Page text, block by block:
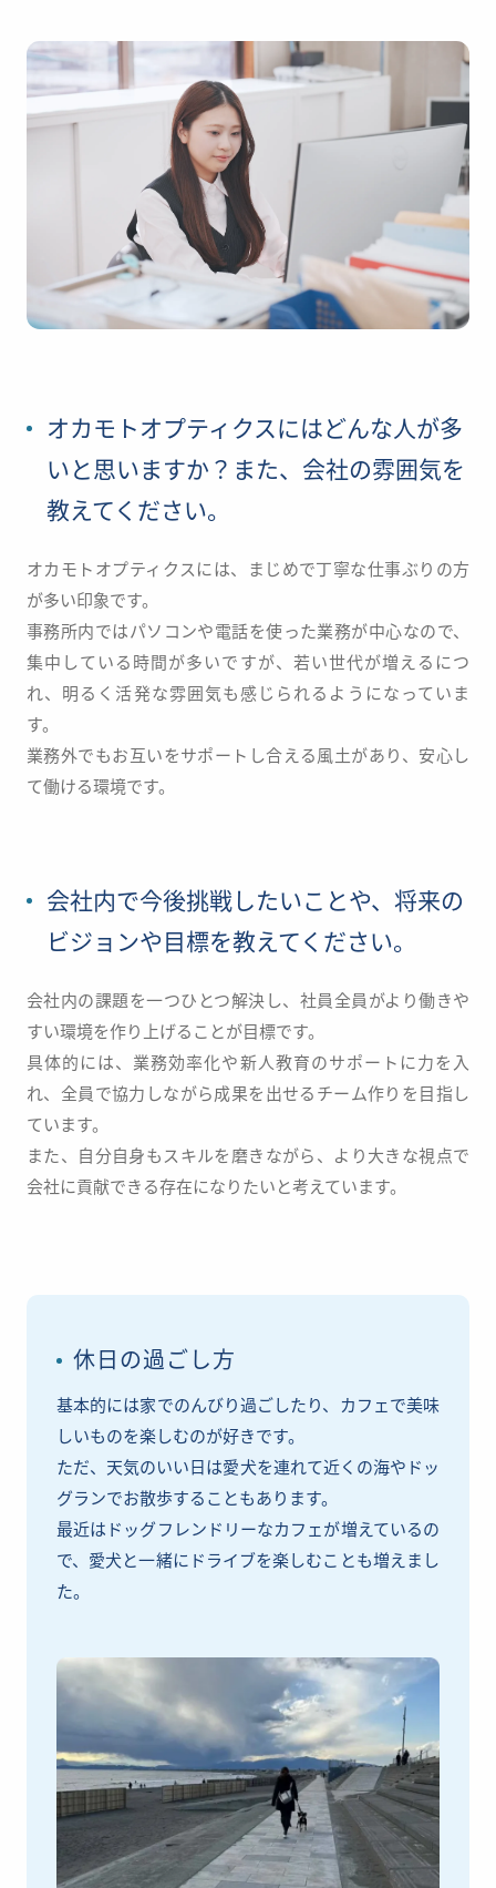
オカモトオプティクスにはどんな人が多
いと思いますか？また、会社の雰囲気を
教えてください。
オカモトオプティクスには、まじめで丁寧な仕事ぶりの方
が多い印象です。
事務所内ではパソコンや電話を使った業務が中心なので、
集中している時間が多いですが、 若い世代が増えるにつ
れ、明るく活発な雰囲気も感じられるようになっていま
す。
業務外でもお互いをサポートし合える風土があり、安心し
て働ける環境です。
会社内で今後挑戦したいことや、将来の
ビジョンや目標を教えてください。
会社内の課題を一つひとつ解決し、社員全員がより働きや
すい環境を作り上げることが目標です。
具体的には、業務効率化や新人教育のサポートに力を入
れ、 全員で協力しながら成果を出せるチーム作りを目指し
ています。
また、自分自身もスキルを磨きながら、より大きな視点で
会社に貢献できる存在になりたいと考えています。
休日の過ごし方
基本的には家でのんびり過ごしたり、カフェで美味
しいものを楽しむのが好きです。
ただ、天気のいい日は愛犬を連れて近くの海やドッ
グランでお散歩することもあります。
最近はドッグフレンドリーなカフェが増えているの
で、愛犬と一緒にドライブを楽しむことも増えまし
た。